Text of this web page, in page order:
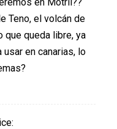
Teno, el volcán de
que queda libre, ya
usar en canarias, lo